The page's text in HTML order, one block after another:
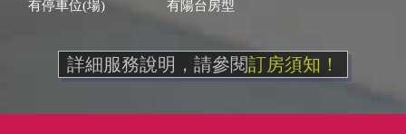
有停車位(場) 有陽台房型
詳細服務說明，請參閱訂房須知！